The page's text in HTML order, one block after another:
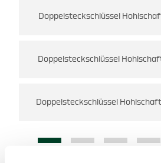
Doppelsteckschlüssel
Doppelsteckschlüssel
Doppelsteckschlüssel